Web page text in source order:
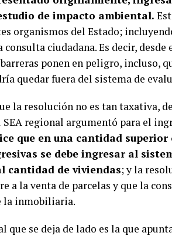
de impacto ambiental.
organismos del Estado;
ciudadana. Es decir,
ponen en peligro, incluso,
quedar fuera del sistema de
la resolución no es tan taxativa,
regional argumentó para el
que en una cantidad
se debe ingresar al
cantidad de viviendas; y la
a la venta de parcelas y que la
la inmobiliaria.
que se deja de lado es la que